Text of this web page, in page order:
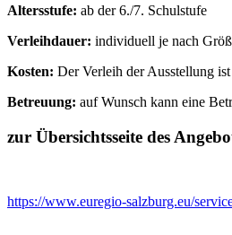
Altersstufe: ab der 6./7. Schulstufe
Verleihdauer: individuell je nach
Kosten: Der Verleih der Ausstellung
Betreuung: auf Wunsch kann eine
zur Übersichtsseite des
https://www.euregio-salzburg.eu/